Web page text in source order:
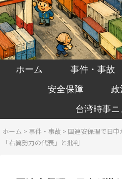
ホーム 事件・事故
安全保障
政
台湾時事ニ
ホーム > 事件・事故 > 国連安保理で日
「右翼勢力の代表」と批判